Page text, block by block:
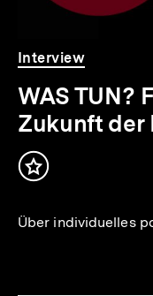
Video
Dauer
11
Min.
Interview
WAS TUN?
Zukunft der
Inhalt
Über individuelles